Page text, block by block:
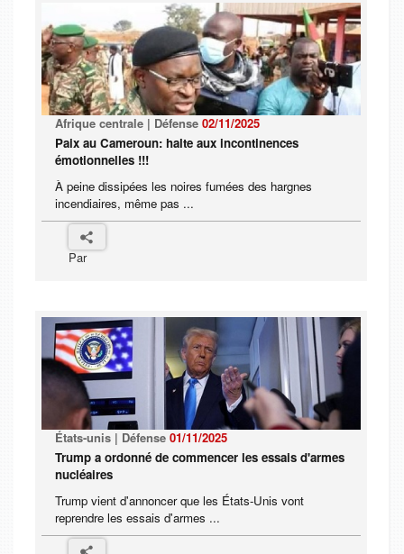
Afrique centrale | Défense 02/11/2025
Paix au Cameroun: halte aux incontinences
émotionnelles !!!
À peine dissipées les noires fumées des hargnes
incendiaires, même pas ...
Par
États-unis | Défense 01/11/2025
Trump a ordonné de commencer les essais d'armes
nucléaires
Trump vient d'annoncer que les États-Unis vont
reprendre les essais d'armes ...